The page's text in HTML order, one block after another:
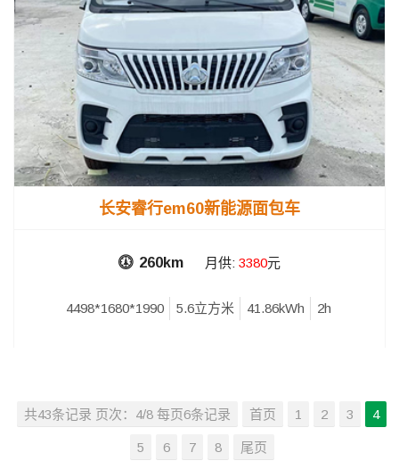
长安睿行em60新能源面包车
260km 月供: 3380元
4498*1680*1990 5.6立方米 41.86kWh 2h
共43条记录 页次：4/8 每页6条记录 首页 1 2 3 4
5 6 7 8 尾页